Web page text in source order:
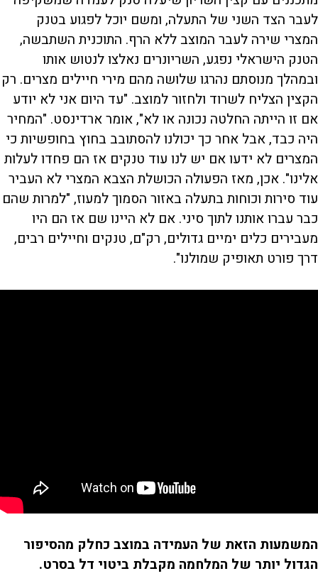
לעבר הצד השני של התעלה, ומשם יוכל לפגוע בטנק
המצרי שירה לעבר המוצב ללא הרף. התוכנית השתבשה,
הטנק הישראלי נפגע, השריונרים נאלצו לנטוש אותו
ובמהלך מנוסתם נהרגו שלושה מהם מירי חיילים מצרים. רק
הקצין הצליח לשרוד ולחזור למוצב. "עד היום אני לא יודע
אם זו הייתה החלטה נכונה או לא", אומר ארדינסט. "המחיר
היה כבד, אבל אחר כך יכולנו להסתובב בחוץ בחופשיות כי
המצרים לא ידעו אם יש לנו עוד טנקים אז הם פחדו לעלות
אלינו". אכן, מאז הפעולה הכושלת הצבא המצרי לא העביר
עוד סירות וכוחות בתעלה באזור הסמוך למעוז, "למרות שהם
כבר עברו אותנו לתוך סיני. אם לא היינו שם אז הם היו
מעבירים כלים ימיים גדולים, רק"ם, טנקים וחיילים רבים,
דרך פורט תאופיק שמולנו".
המשמעות הזאת של העמידה במוצב כחלק מהסיפור
הגדול יותר של המלחמה מקבלת ביטוי דל בסרט.